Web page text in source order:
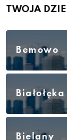
TWOJA
Bemowo
Białołęka
Bielany